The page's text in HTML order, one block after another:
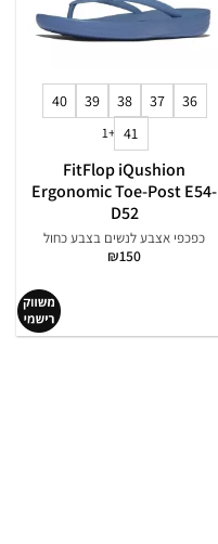
36
37
38
39
40
41
+1
FitFlop iQushion
Ergonomic Toe-Post E54-
D52
כפכפי אצבע לנשים בצבע כחול
₪150